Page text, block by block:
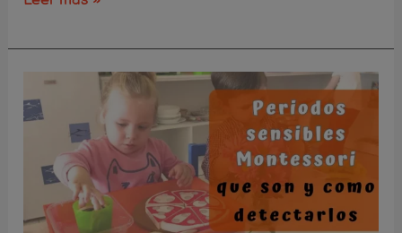
Todos
los
secretos
sobre
periodos